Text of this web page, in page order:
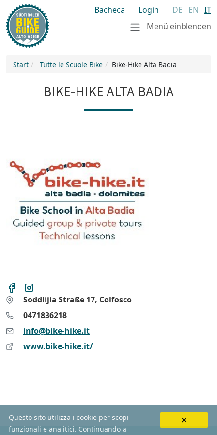
Bacheca Login DE EN IT
Menü einblenden
Start Tutte le Scuole Bike Bike-Hike Alta Badia
BIKE-HIKE ALTA BADIA
Soddlijia Straße 17, Colfosco
0471836218
info@bike-hike.it
www.bike-hike.it/
×
Questo sito utilizza i cookie per scopi
funzionali e analitici. Continuando a